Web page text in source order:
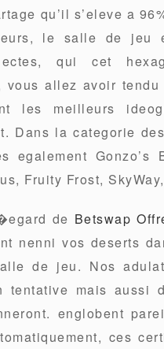
qu’il s’eleve a
le salle de jeu
qui cet
vous allez avoir
les meilleurs
Dans la categorie
egalement
Fruity Frost,
de Betswap
nenni vos deserts
de jeu. Nos
tentative mais aussi
englobent
ces